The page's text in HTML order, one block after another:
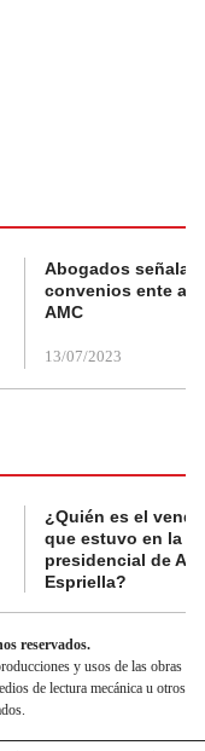
Abogados
convenios ente
AMC
13/07/2023
¿Quién es el
que estuvo en la
presidencial de
Espriella?
reservados.
y usos de las obras
de lectura mecánica u otros